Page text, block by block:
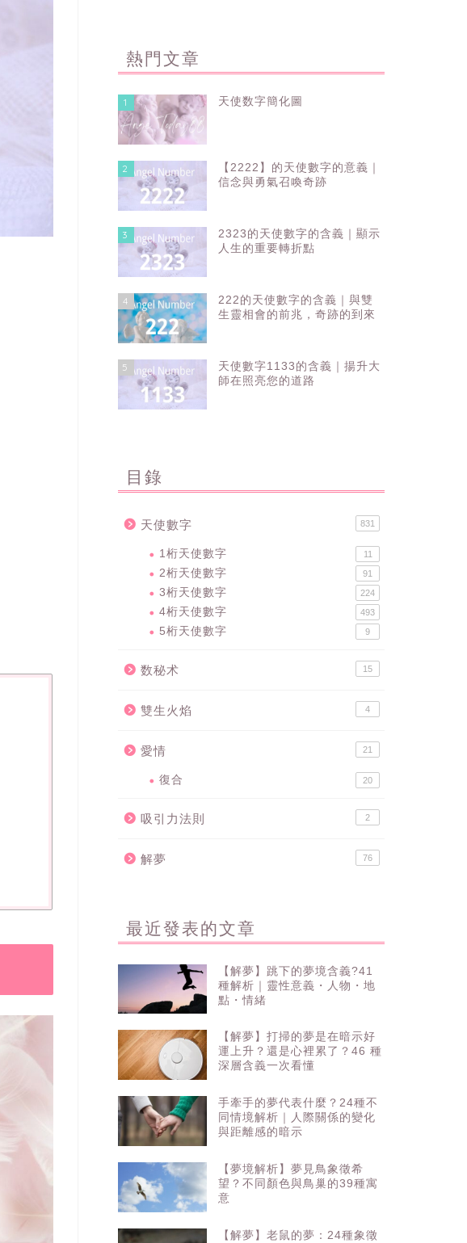
熱門文章
1 天使数字簡化圖
2
【2222】的天使數字的意義｜
信念與勇氣召喚奇跡
3
2323的天使數字的含義｜顯示
人生的重要轉折點
4
222的天使數字的含義｜與雙
生靈相會的前兆，奇跡的到來
5
天使數字1133的含義｜揚升大
師在照亮您的道路
目錄
天使數字 831
1桁天使數字 11
2桁天使數字 91
3桁天使數字 224
4桁天使數字 493
5桁天使數字 9
数秘术 15
雙生火焰 4
愛情 21
復合 20
吸引力法則 2
解夢 76
最近發表的文章
【解夢】跳下的夢境含義?41
種解析｜靈性意義・人物・地
點・情緒
【解夢】打掃的夢是在暗示好
運上升？還是心裡累了？46 種
深層含義一次看懂
手牽手的夢代表什麼？24種不
同情境解析｜人際關係的變化
與距離感的暗示
【夢境解析】夢見鳥象徵希
望？不同顏色與鳥巢的39種寓
意
【解夢】老鼠的夢：24種象徵